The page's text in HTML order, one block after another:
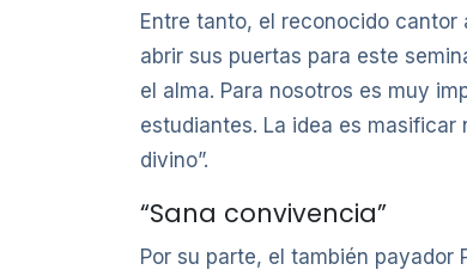
Entre tanto, el reconocido cantor
abrir sus puertas para este
el alma. Para nosotros es muy
estudiantes. La idea es
divino”.
“Sana convivencia”
Por su parte, el también payador